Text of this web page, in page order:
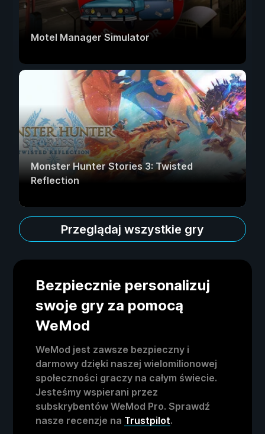
Motel Manager Simulator
Monster Hunter Stories 3: Twisted
Reflection
Przeglądaj wszystkie gry
Bezpiecznie personalizuj
swoje gry za pomocą
WeMod
WeMod jest zawsze bezpieczny i
darmowy dzięki naszej wielomilionowej
społeczności graczy na całym świecie.
Jesteśmy wspierani przez
subskrybentów WeMod Pro. Sprawdź
nasze recenzje na Trustpilot.